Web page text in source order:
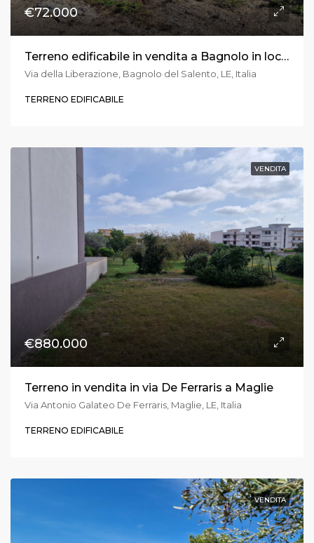
€72.000
Terreno edificabile in vendita a Bagnolo in località Caro-Vigna
Via della Liberazione, Bagnolo del Salento, LE, Italia
TERRENO EDIFICABILE
VENDITA
€880.000
Terreno in vendita in via De Ferraris a Maglie
Via Antonio Galateo De Ferraris, Maglie, LE, Italia
TERRENO EDIFICABILE
VENDITA